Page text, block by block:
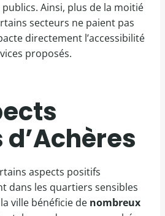
Ainsi, plus de la moitié
secteurs ne paient pas
directement l’accessibilité
proposés.
aspects positifs
dans les quartiers sensibles
ville bénéficie de nombreux